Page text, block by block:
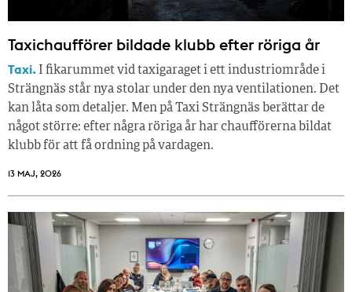
Taxichaufförer bildade klubb efter röriga år
Taxi. I fikarummet vid taxigaraget i ett industriområde i
Strängnäs står nya stolar under den nya ventilationen. Det
kan låta som detaljer. Men på Taxi Strängnäs berättar de
något större: efter några röriga år har chaufförerna bildat
klubb för att få ordning på vardagen.
13 MAJ, 2026